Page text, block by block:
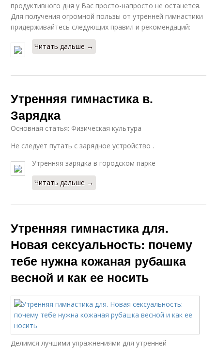
продуктивного дня у Вас просто-напросто не останется.
Для получения огромной пользы от утренней гимнастики
придерживайтесь следующих правил и рекомендаций:
Читать дальше →
Утренняя гимнастика в.
Зарядка
Основная статья: Физическая культура
Не следует путать с зарядное устройство .
Утренняя зарядка в городском парке
Читать дальше →
Утренняя гимнастика для.
Новая сексуальность: почему
тебе нужна кожаная рубашка
весной и как ее носить
Делимся лучшими упражнениями для утренней